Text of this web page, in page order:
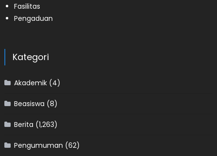
Fasilitas
Pengaduan
Kategori
Akademik(4)
Beasiswa (8)
Berita (1,263)
Pengumuman (62)